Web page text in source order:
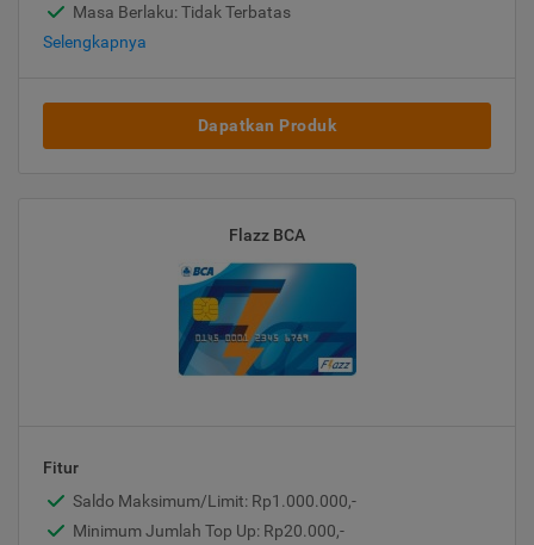
Masa Berlaku: Tidak Terbatas
Selengkapnya
Dapatkan Produk
Flazz BCA
Fitur
Saldo Maksimum/Limit: Rp1.000.000,-
Minimum Jumlah Top Up: Rp20.000,-